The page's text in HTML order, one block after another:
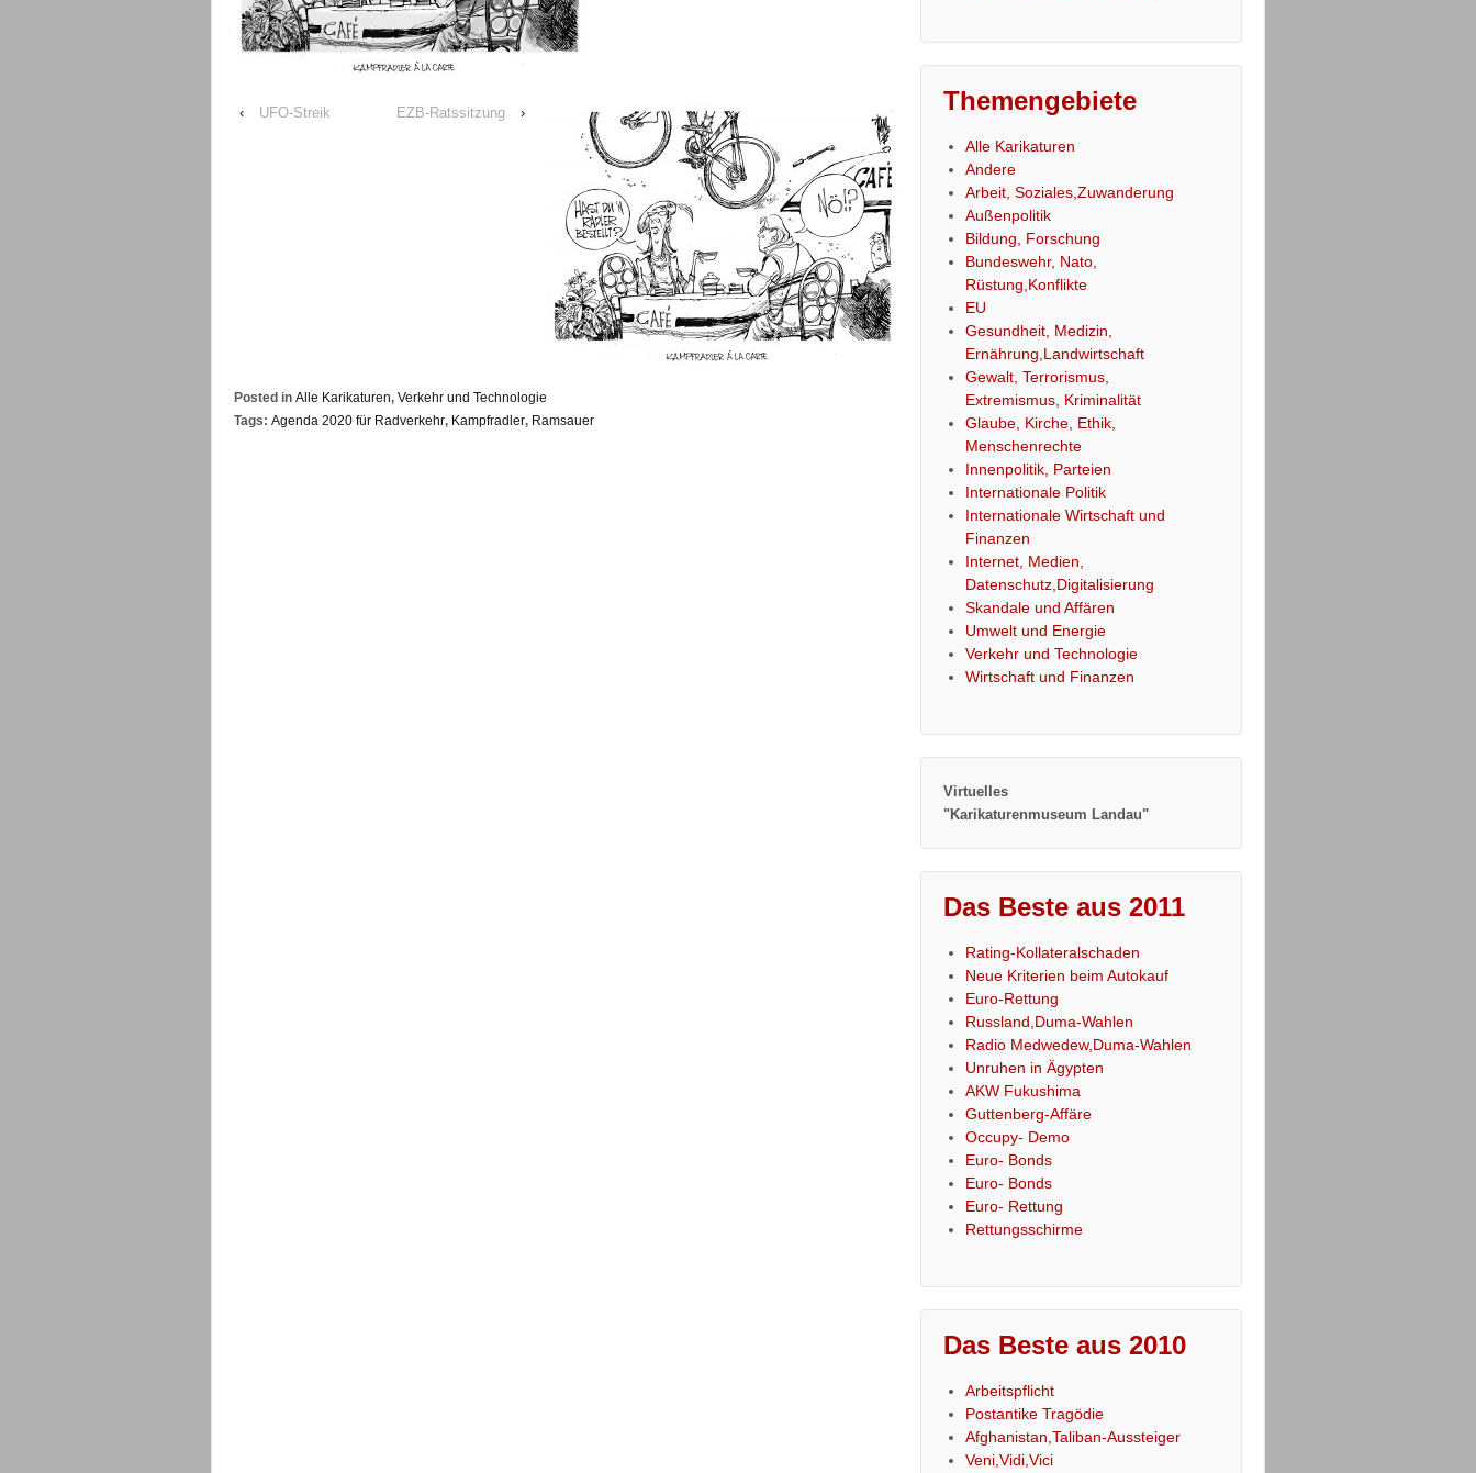
‹ UFO-Streik EZB-Ratssitzung ›
Posted in Alle Karikaturen, Verkehr und Technologie
Tags: Agenda 2020 für Radverkehr, Kampfradler, Ramsauer
Themengebiete
Alle Karikaturen
Andere
Arbeit, Soziales,Zuwanderung
Außenpolitik
Bildung, Forschung
Bundeswehr, Nato,
Rüstung,Konflikte
EU
Gesundheit, Medizin,
Ernährung,Landwirtschaft
Gewalt, Terrorismus,
Extremismus, Kriminalität
Glaube, Kirche, Ethik,
Menschenrechte
Innenpolitik, Parteien
Internationale Politik
Internationale Wirtschaft und
Finanzen
Internet, Medien,
Datenschutz,Digitalisierung
Skandale und Affären
Umwelt und Energie
Verkehr und Technologie
Wirtschaft und Finanzen
Virtuelles
"Karikaturenmuseum Landau"
Das Beste aus 2011
Rating-Kollateralschaden
Neue Kriterien beim Autokauf
Euro-Rettung
Russland,Duma-Wahlen
Radio Medwedew,Duma-Wahlen
Unruhen in Ägypten
AKW Fukushima
Guttenberg-Affäre
Occupy- Demo
Euro- Bonds
Euro- Bonds
Euro- Rettung
Rettungsschirme
Das Beste aus 2010
Arbeitspflicht
Postantike Tragödie
Afghanistan,Taliban-Aussteiger
Veni,Vidi,Vici